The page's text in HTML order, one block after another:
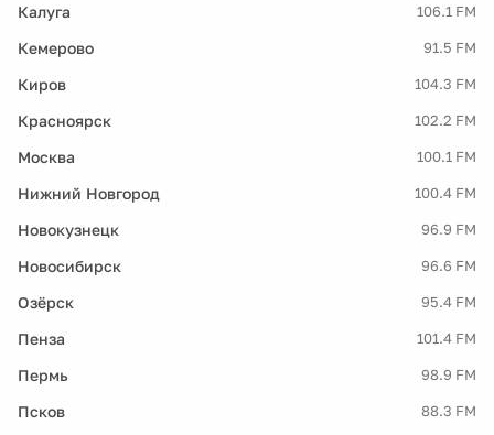
Калуга 106.1 FM
Кемерово 91.5 FM
Киров 104.3 FM
Красноярск 102.2 FM
Москва 100.1 FM
Нижний Новгород 100.4 FM
Новокузнецк 96.9 FM
Новосибирск 96.6 FM
Озёрск 95.4 FM
Пенза 101.4 FM
Пермь 98.9 FM
Псков 88.3 FM